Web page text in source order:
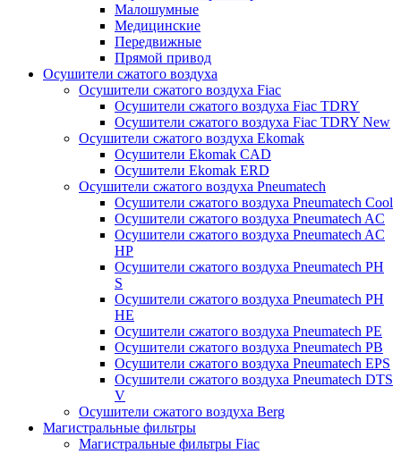
Малошумные
Медицинские
Передвижные
Прямой привод
Осушители сжатого воздуха
Осушители сжатого воздуха Fiac
Осушители сжатого воздуха Fiac TDRY
Осушители сжатого воздуха Fiac TDRY New
Осушители сжатого воздуха Ekomak
Осушители Ekomak CAD
Осушители Ekomak ERD
Осушители сжатого воздуха Pneumatech
Осушители сжатого воздуха Pneumatech Cool
Осушители сжатого воздуха Pneumatech AC
Осушители сжатого воздуха Pneumatech AC
HP
Осушители сжатого воздуха Pneumatech PH
S
Осушители сжатого воздуха Pneumatech PH
HE
Осушители сжатого воздуха Pneumatech PE
Осушители сжатого воздуха Pneumatech PB
Осушители сжатого воздуха Pneumatech EPS
Осушители сжатого воздуха Pneumatech DTS
V
Осушители сжатого воздуха Berg
Магистральные фильтры
Магистральные фильтры Fiac